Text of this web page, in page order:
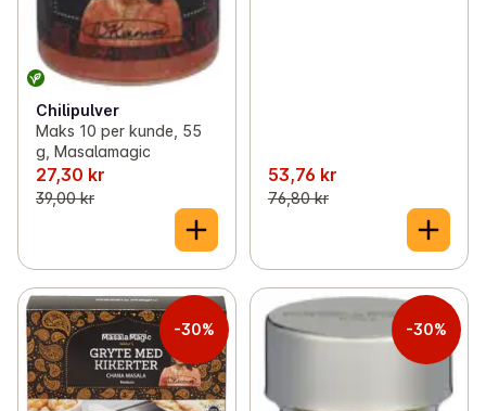
Chilipulver
Maks 10 per kunde, 55
g, Masalamagic
27,30 kr
39,00 kr
53,76 kr
76,80 kr
-30% -30%